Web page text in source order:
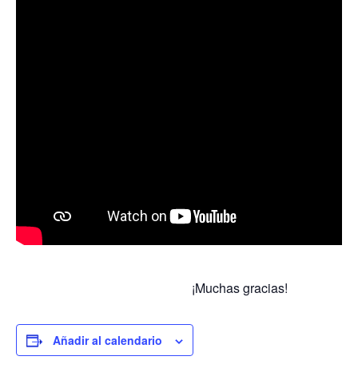
¡Muchas gracias!
Añadir al calendario